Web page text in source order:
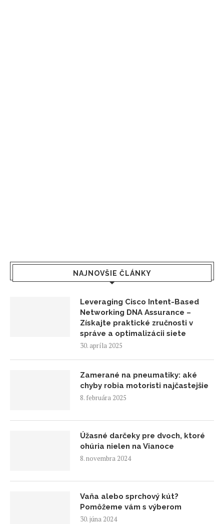
NAJNOVŠIE ČLÁNKY
Leveraging Cisco Intent-Based
Networking DNA Assurance –
Získajte praktické zručnosti v
správe a optimalizácii siete
30. apríla 2025
Zamerané na pneumatiky: aké
chyby robia motoristi najčastejšie
8. februára 2025
Úžasné darčeky pre dvoch, ktoré
ohúria nielen na Vianoce
8. novembra 2024
Vaňa alebo sprchový kút?
Pomôžeme vám s výberom
30. júna 2024